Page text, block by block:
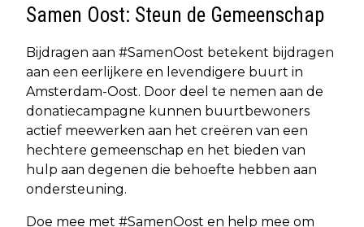
Samen Oost: Steun de Gemeenschap
Bijdragen aan #SamenOost betekent bijdragen
aan een eerlijkere en levendigere buurt in
Amsterdam-Oost. Door deel te nemen aan de
donatiecampagne kunnen buurtbewoners
actief meewerken aan het creëren van een
hechtere gemeenschap en het bieden van
hulp aan degenen die behoefte hebben aan
ondersteuning.
Doe mee met #SamenOost en help mee om